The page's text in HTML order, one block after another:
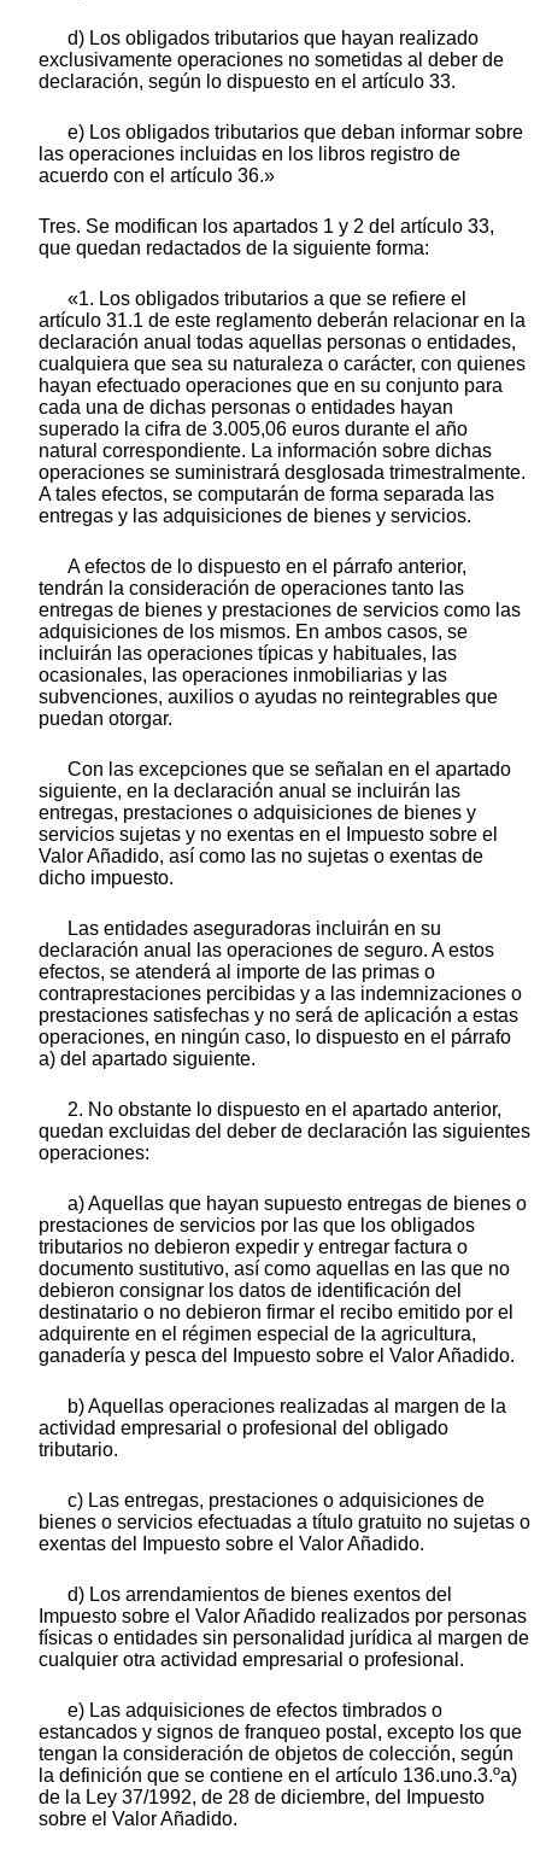
d) Los obligados tributarios que hayan realizado
exclusivamente operaciones no sometidas al deber de
declaración, según lo dispuesto en el artículo 33.
e) Los obligados tributarios que deban informar sobre
las operaciones incluidas en los libros registro de
acuerdo con el artículo 36.»
Tres. Se modifican los apartados 1 y 2 del artículo 33,
que quedan redactados de la siguiente forma:
«1. Los obligados tributarios a que se refiere el
artículo 31.1 de este reglamento deberán relacionar en la
declaración anual todas aquellas personas o entidades,
cualquiera que sea su naturaleza o carácter, con quienes
hayan efectuado operaciones que en su conjunto para
cada una de dichas personas o entidades hayan
superado la cifra de 3.005,06 euros durante el año
natural correspondiente. La información sobre dichas
operaciones se suministrará desglosada trimestralmente.
A tales efectos, se computarán de forma separada las
entregas y las adquisiciones de bienes y servicios.
A efectos de lo dispuesto en el párrafo anterior,
tendrán la consideración de operaciones tanto las
entregas de bienes y prestaciones de servicios como las
adquisiciones de los mismos. En ambos casos, se
incluirán las operaciones típicas y habituales, las
ocasionales, las operaciones inmobiliarias y las
subvenciones, auxilios o ayudas no reintegrables que
puedan otorgar.
Con las excepciones que se señalan en el apartado
siguiente, en la declaración anual se incluirán las
entregas, prestaciones o adquisiciones de bienes y
servicios sujetas y no exentas en el Impuesto sobre el
Valor Añadido, así como las no sujetas o exentas de
dicho impuesto.
Las entidades aseguradoras incluirán en su
declaración anual las operaciones de seguro. A estos
efectos, se atenderá al importe de las primas o
contraprestaciones percibidas y a las indemnizaciones o
prestaciones satisfechas y no será de aplicación a estas
operaciones, en ningún caso, lo dispuesto en el párrafo
a) del apartado siguiente.
2. No obstante lo dispuesto en el apartado anterior,
quedan excluidas del deber de declaración las siguientes
operaciones:
a) Aquellas que hayan supuesto entregas de bienes o
prestaciones de servicios por las que los obligados
tributarios no debieron expedir y entregar factura o
documento sustitutivo, así como aquellas en las que no
debieron consignar los datos de identificación del
destinatario o no debieron firmar el recibo emitido por el
adquirente en el régimen especial de la agricultura,
ganadería y pesca del Impuesto sobre el Valor Añadido.
b) Aquellas operaciones realizadas al margen de la
actividad empresarial o profesional del obligado
tributario.
c) Las entregas, prestaciones o adquisiciones de
bienes o servicios efectuadas a título gratuito no sujetas o
exentas del Impuesto sobre el Valor Añadido.
d) Los arrendamientos de bienes exentos del
Impuesto sobre el Valor Añadido realizados por personas
físicas o entidades sin personalidad jurídica al margen de
cualquier otra actividad empresarial o profesional.
e) Las adquisiciones de efectos timbrados o
estancados y signos de franqueo postal, excepto los que
tengan la consideración de objetos de colección, según
la definición que se contiene en el artículo 136.uno.3.ºa)
de la Ley 37/1992, de 28 de diciembre, del Impuesto
sobre el Valor Añadido.